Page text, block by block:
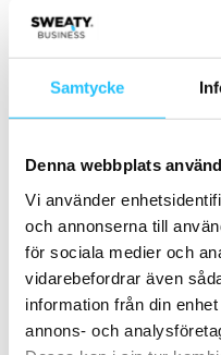
Samtycke
Denna webbplats
Vi använder
och annonserna till
för sociala medier och
vidarebefordrar även
information från din
annons- och
Sensopro blir en del av
ekosystem –
integreras i...